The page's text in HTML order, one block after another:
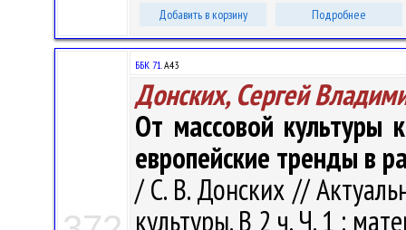
Добавить в корзину Подробнее
ББК 71.А43
Донских, Сергей
От массовой культуры
европейские тренды в
/ С. В. Донских //
культуры. В 2 ч. Ч. 1 :